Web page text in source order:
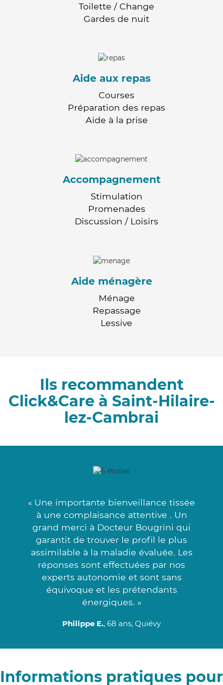
Toilette / Change
Gardes de nuit
Aide aux repas
Courses
Préparation des repas
Aide à la prise
Accompagnement
Stimulation
Promenades
Discussion / Loisirs
Aide ménagère
Ménage
Repassage
Lessive
Ils recommandent
Click&Care à Saint-Hilaire-
lez-Cambrai
« Une importante bienveillance tissée
à une complaisance attentive . Un
grand merci à Docteur Bougrini qui
garantit de trouver le profil le plus
assimilable à la maladie évaluée. Les
réponses sont effectuées par nos
experts autonomie et sont sans
équivoque et les prétendants
énergiques. »
Philippe E., 68 ans, Quiévy
Informations pratiques pour